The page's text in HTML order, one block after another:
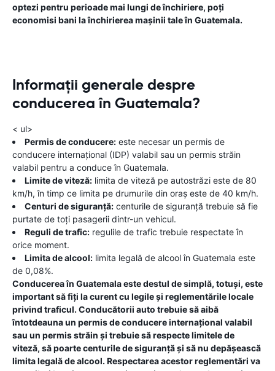
optezi pentru perioade mai lungi de închiriere, poți
economisi bani la închirierea mașinii tale în Guatemala.
Informații generale despre
conducerea în Guatemala?
< ul>
Permis de conducere: este necesar un permis de
conducere internațional (IDP) valabil sau un permis străin
valabil pentru a conduce în Guatemala.
Limite de viteză: limita de viteză pe autostrăzi este de 80
km/h, în timp ce limita pe drumurile din oraș este de 40 km/h.
Centuri de siguranță: centurile de siguranță trebuie să fie
purtate de toți pasagerii dintr-un vehicul.
Reguli de trafic: regulile de trafic trebuie respectate în
orice moment.
Limita de alcool: limita legală de alcool în Guatemala este
de 0,08%.
Conducerea în Guatemala este destul de simplă, totuși, este
important să fiți la curent cu legile și reglementările locale
privind traficul. Conducătorii auto trebuie să aibă
întotdeauna un permis de conducere internațional valabil
sau un permis străin și trebuie să respecte limitele de
viteză, să poarte centurile de siguranță și să nu depășească
limita legală de alcool. Respectarea acestor reglementări va